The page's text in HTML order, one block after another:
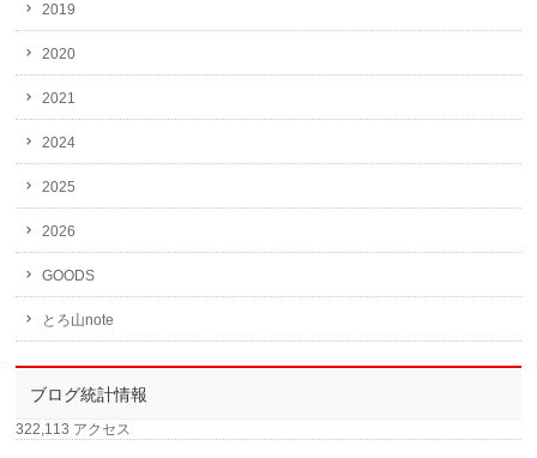
2019
2020
2021
2024
2025
2026
GOODS
とろ山note
ブログ統計情報
322,113 アクセス